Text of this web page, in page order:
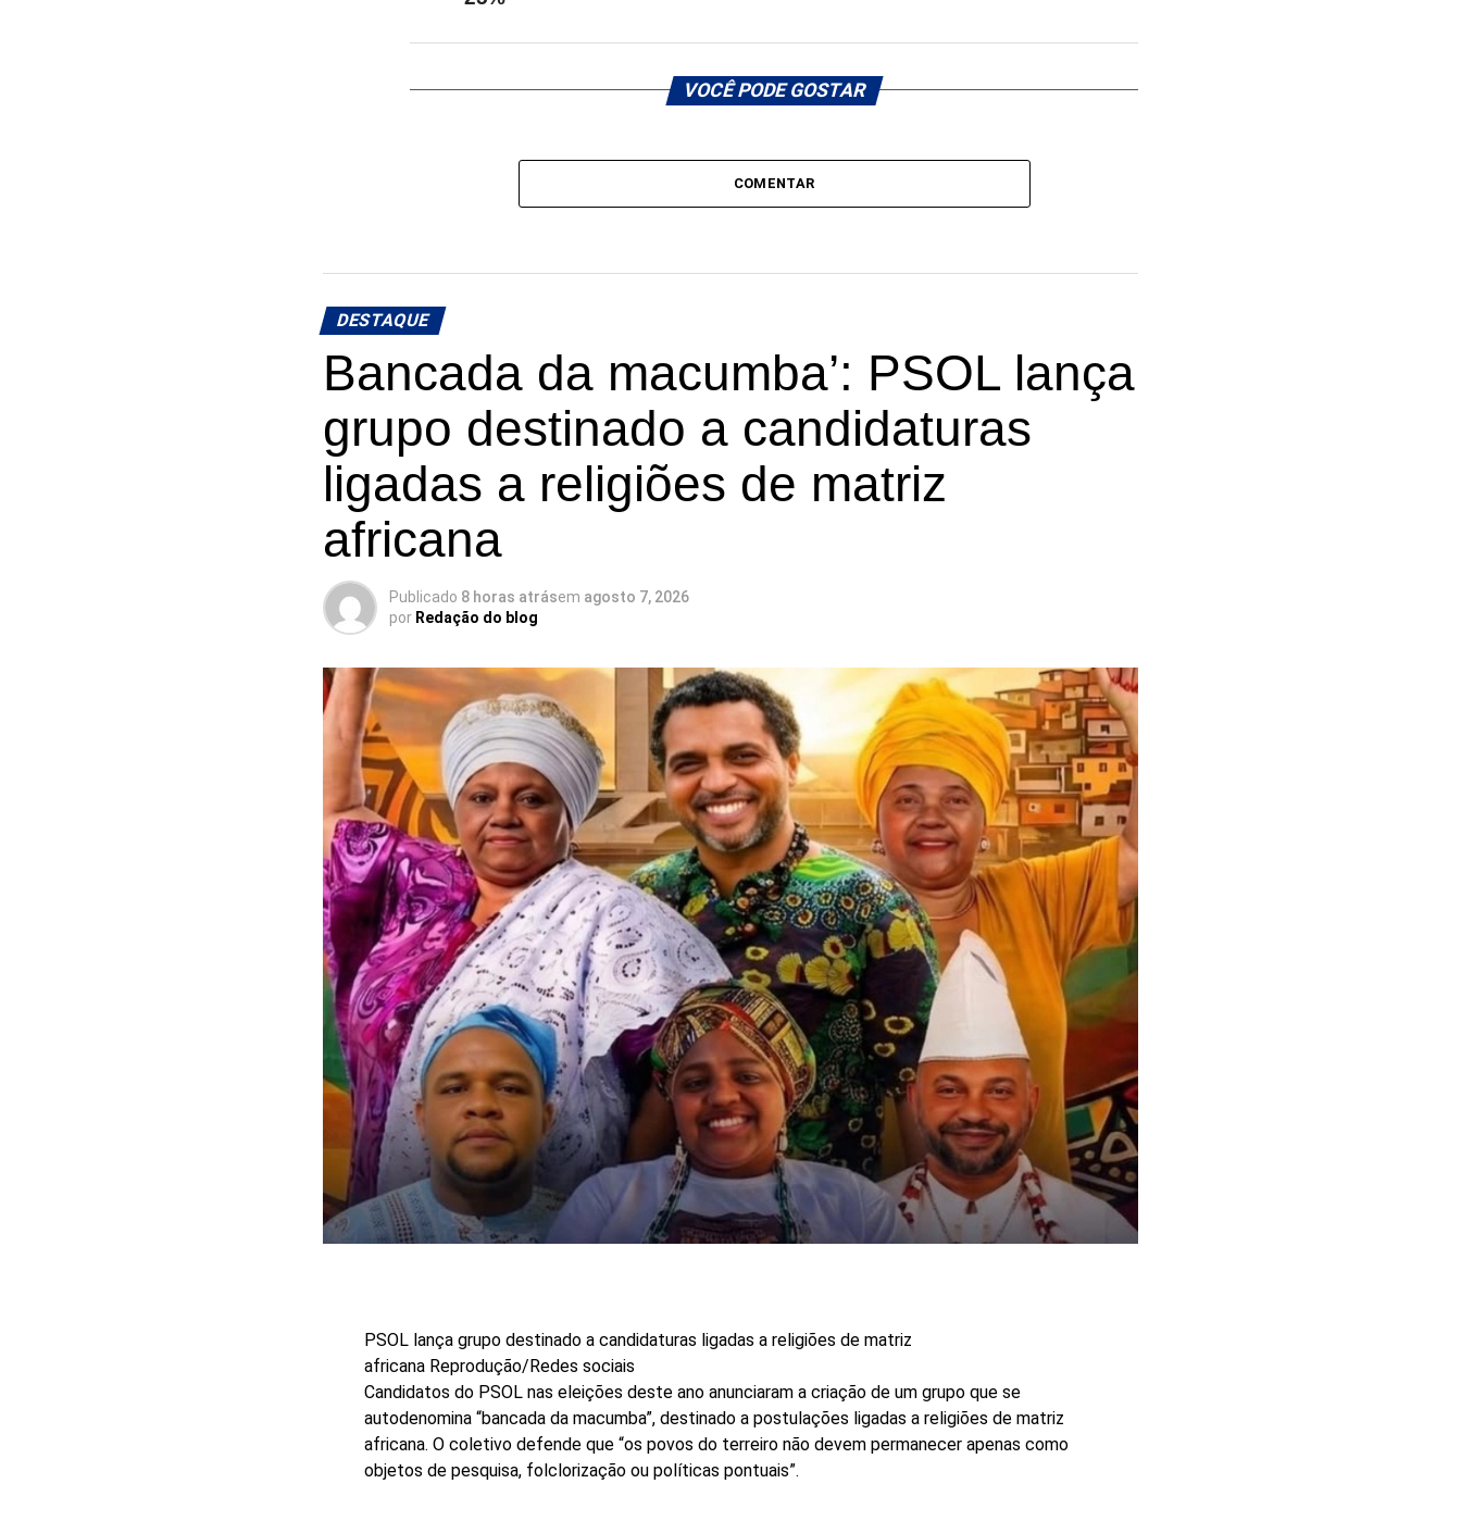
VOCÊ PODE GOSTAR
COMENTAR
DESTAQUE
Bancada da macumba’: PSOL lança
grupo destinado a candidaturas
ligadas a religiões de matriz
africana
Publicado 8 horas atrásem agosto 7, 2026
por Redação do blog
PSOL lança grupo destinado a candidaturas ligadas a religiões de matriz
africana Reprodução/Redes sociais
Candidatos do PSOL nas eleições deste ano anunciaram a criação de um grupo que se
autodenomina “bancada da macumba”, destinado a postulações ligadas a religiões de matriz
africana. O coletivo defende que “os povos do terreiro não devem permanecer apenas como
objetos de pesquisa, folclorização ou políticas pontuais”.